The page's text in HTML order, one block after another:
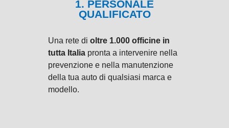
1. PERSONALE
QUALIFICATO
Una rete di oltre 1.000 officine in
tutta Italia pronta a intervenire nella
prevenzione e nella manutenzione
della tua auto di qualsiasi marca e
modello.